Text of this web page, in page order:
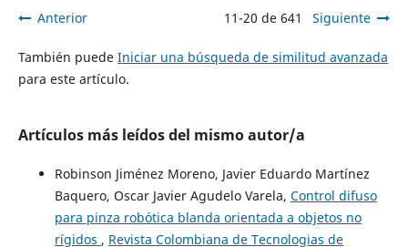
Anterior 11-20 de 641 Siguiente
También puede Iniciar una búsqueda de similitud avanzada
para este artículo.
Artículos más leídos del mismo autor/a
Robinson Jiménez Moreno, Javier Eduardo Martínez
Baquero, Oscar Javier Agudelo Varela, Control difuso
para pinza robótica blanda orientada a objetos no
rígidos , Revista Colombiana de Tecnologias de